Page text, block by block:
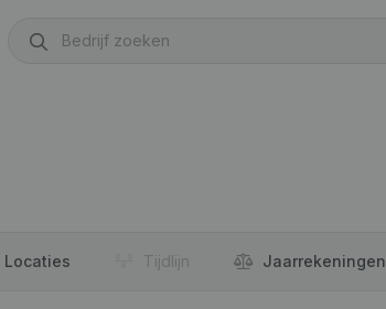
Locaties Tijdlijn Jaar­rekeningen